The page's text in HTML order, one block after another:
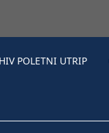
POLETNI UTRIP